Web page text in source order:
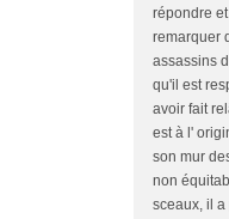
répondre
remarquer
assassins
qu'il est
avoir fait
est à l'
son mur
non
sceaux, il a